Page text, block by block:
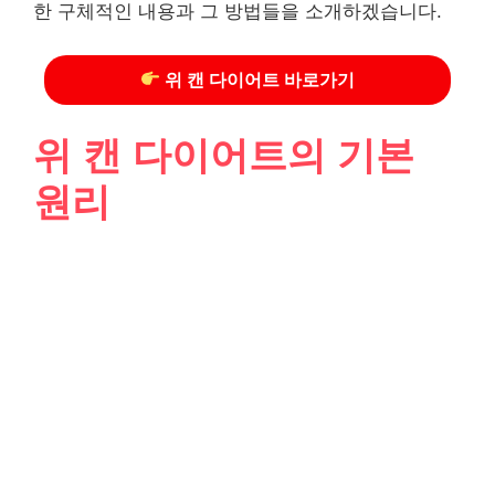
한 구체적인 내용과 그 방법들을 소개하겠습니다.
위 캔 다이어트 바로가기
위 캔 다이어트의 기본
원리